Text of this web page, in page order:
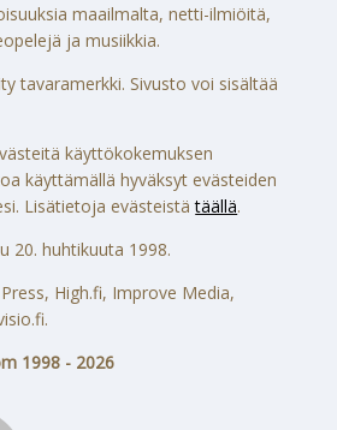
maailmalta, netti-ilmiöitä,
ja musiikkia.
tavaramerkki. Sivusto voi sisältää
käyttökokemuksen
käyttämällä hyväksyt evästeiden
Lisätietoja evästeistätäällä.
20. huhtikuuta 1998.
High.fi, Improve Media,
1998 - 2026